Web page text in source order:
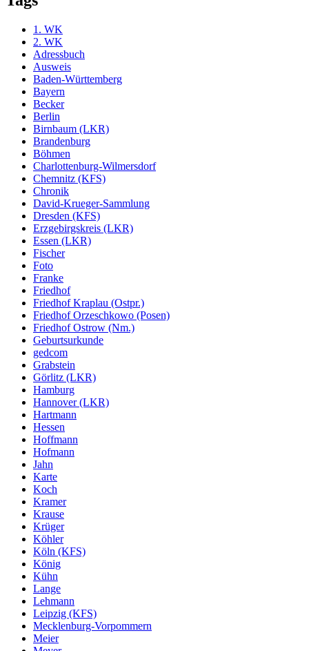
1. WK
2. WK
Adressbuch
Ausweis
Baden-Württemberg
Bayern
Becker
Berlin
Birnbaum (LKR)
Brandenburg
Böhmen
Charlottenburg-Wilmersdorf
Chemnitz (KFS)
Chronik
David-Krueger-Sammlung
Dresden (KFS)
Erzgebirgskreis (LKR)
Essen (LKR)
Fischer
Foto
Franke
Friedhof
Friedhof Kraplau (Ostpr.)
Friedhof Orzeschkowo (Posen)
Friedhof Ostrow (Nm.)
Geburtsurkunde
gedcom
Grabstein
Görlitz (LKR)
Hamburg
Hannover (LKR)
Hartmann
Hessen
Hoffmann
Hofmann
Jahn
Karte
Koch
Kramer
Krause
Krüger
Köhler
Köln (KFS)
König
Kühn
Lange
Lehmann
Leipzig (KFS)
Mecklenburg-Vorpommern
Meier